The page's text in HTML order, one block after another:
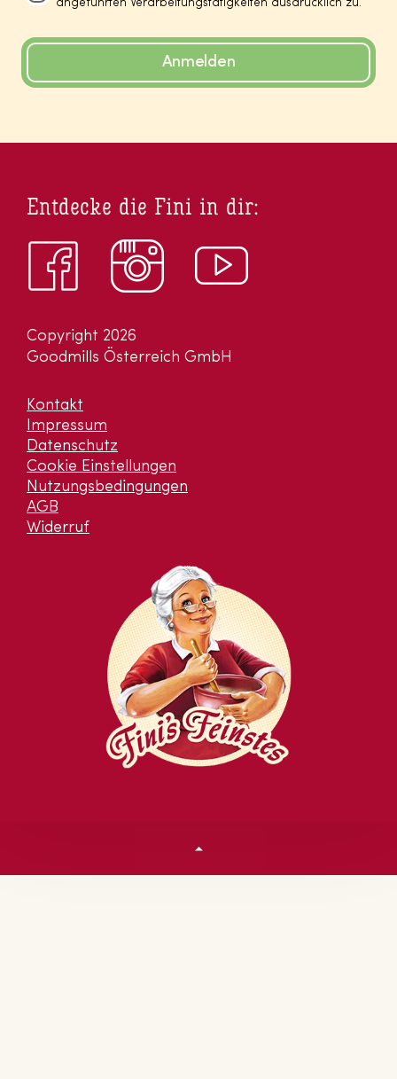
angeführten Verarbeitungstätigkeiten ausdrücklich zu.
Anmelden
Copyright 2026
Goodmills Österreich GmbH
Kontakt
Impressum
Datenschutz
Cookie Einstellungen
Nutzungsbedingungen
AGB
Widerruf
Entdecke die Fini in dir: